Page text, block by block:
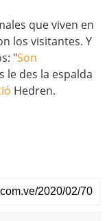
que viven en
los visitantes. Y
"Son
le des la espalda
Hedren.